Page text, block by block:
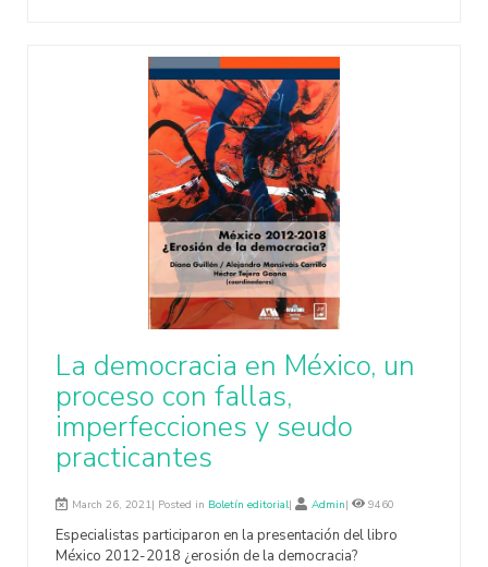
La democracia en México, un
proceso con fallas,
imperfecciones y seudo
practicantes
March 26, 2021| Posted in Boletín editorial| Admin| 9460
Especialistas participaron en la presentación del libro
México 2012-2018 ¿erosión de la democracia?